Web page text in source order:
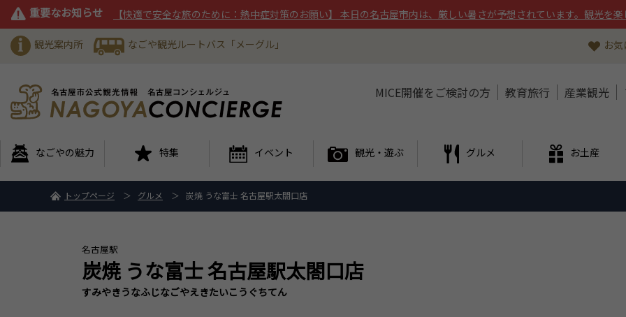
重要なお知らせ 【快適で安全な旅のために：熱中症対策のお願い】 本日の名古屋市内は、厳しい暑さが予想されています。観光を
観光案内所 なごや観光ルートバス「メーグル」 お
MICE開催をご検討の方 教育旅行 産業観光
なごやの魅力 特集 イベント 観光・遊ぶ グルメ お土産
トップページ グルメ 炭焼 うな富士 名古屋駅太閤口店
名古屋駅
炭焼 うな富士 名古屋駅太閤口店
すみやきうなふじなごやえきたいこうぐちてん